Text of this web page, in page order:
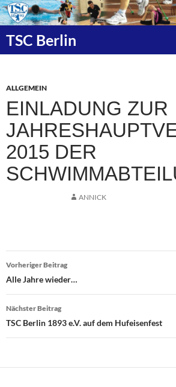
Zum
Inhalt
springen
TSC Berlin
ALLGEMEIN
EINLADUNG ZUR
2015 DER
ANNICK
Beitragsnavigation
Vorheriger Beitrag
Alle Jahre wieder…
Nächster Beitrag
TSC Berlin 1893 e.V. auf dem Hufeisenfest